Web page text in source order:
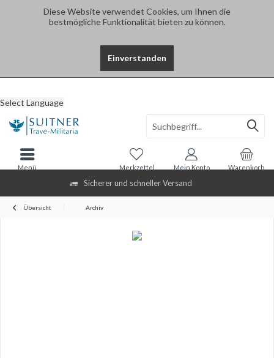
Diese Website verwendet Cookies, um Ihnen die
bestmögliche Funktionalität bieten zu können.
Einverstanden
Sicherer und schneller Versand
Select Language
Warenkorb
Merkzettel Mein Konto
Menü
Übersicht Archiv